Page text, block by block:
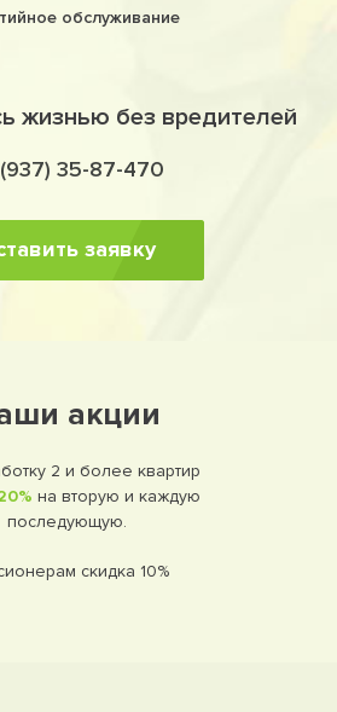
обслуживание
жизнью без вредителей
35-87-470
заявку
акции
2 и более квартир
на вторую и каждую
последующую.
скидка 10%